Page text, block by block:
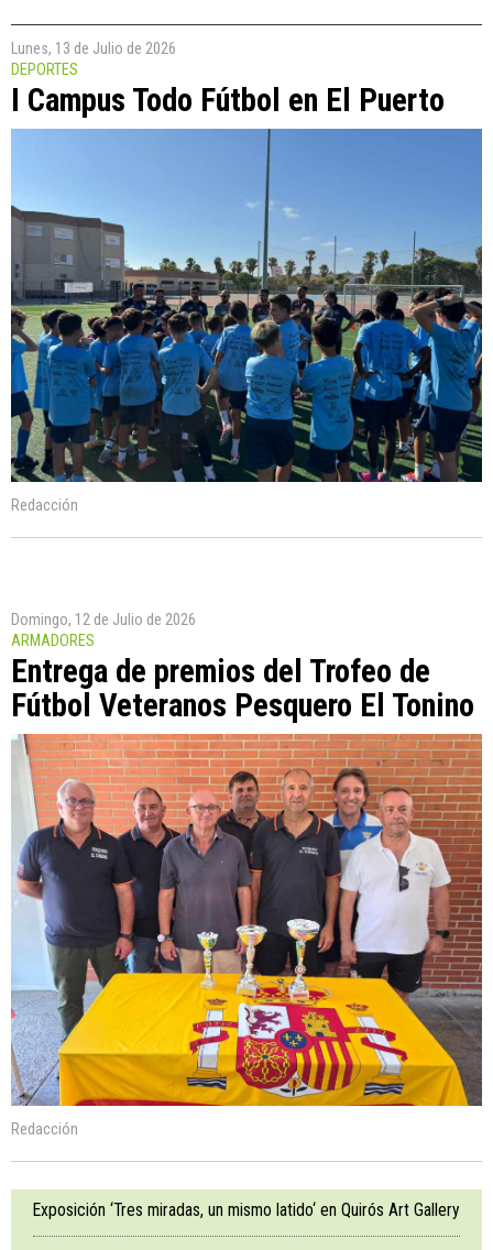
Lunes, 13 de Julio de 2026
DEPORTES
I Campus Todo Fútbol en El Puerto
Redacción
Domingo, 12 de Julio de 2026
ARMADORES
Entrega de premios del Trofeo de
Fútbol Veteranos Pesquero El Tonino
Redacción
Exposición ‘Tres miradas, un mismo latido‘ en Quirós Art Gallery